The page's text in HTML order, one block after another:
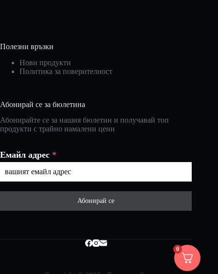
Полезни връзки
Нови продукти
Политика за поверителност
Абонирай се за бюлетина
Абонирайте се за нашия бюлетин и получавай топ
продукти с трайно намалени цени
Емайл адрес *
Абонирай се
0